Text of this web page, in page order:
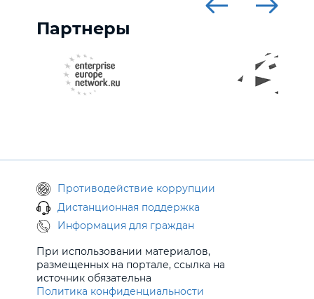
Партнеры
Противодействие коррупции
Дистанционная поддержка
Информация для граждан
При использовании материалов,
размещенных на портале, ссылка на
источник обязательна
Политика конфиденциальности